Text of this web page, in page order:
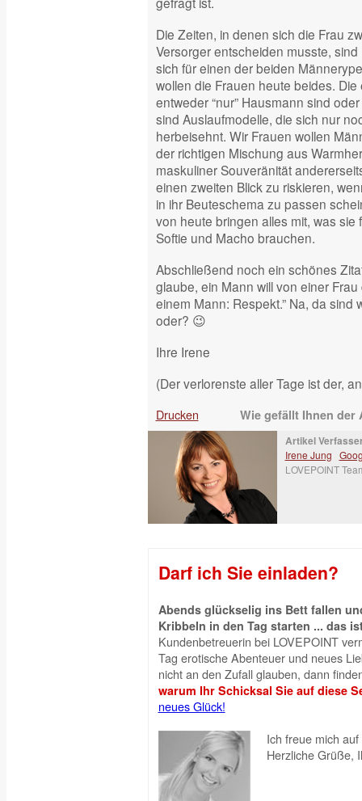
Die Zeiten, in denen sich die Frau
Versorger entscheiden musste,
sich für einen der beiden
wollen die Frauen heute beides.
entweder “nur” Hausmann sind
sind Auslaufmodelle, die sich nur
herbeisehnt. Wir Frauen wollen
der richtigen Mischung aus
maskuliner Souveränität
einen zweiten Blick zu riskieren,
in ihr Beuteschema zu passen
von heute bringen alles mit, was
Softie und Macho brauchen.
Abschließend noch ein schönes
glaube, ein Mann will von einer
einem Mann: Respekt.” Na, da sind
oder? 😉
Ihre Irene
(Der verlorenste aller Tage ist der,
Drucken Wie gefällt Ihnen der
Artikel
Irene Jung
LOVEPOINT
Darf ich Sie einladen?
Abends glückselig ins Bett fallen
Kribbeln in den Tag starten ... das
Kundenbetreuerin bei LOVEPOINT
Tag erotische Abenteuer und neues
nicht an den Zufall glauben, dann
warum Ihr Schicksal Sie auf diese
neues Glück!
Ich freue mich auf
Herzliche Grüße,